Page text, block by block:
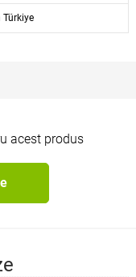
Türkiye
acest produs